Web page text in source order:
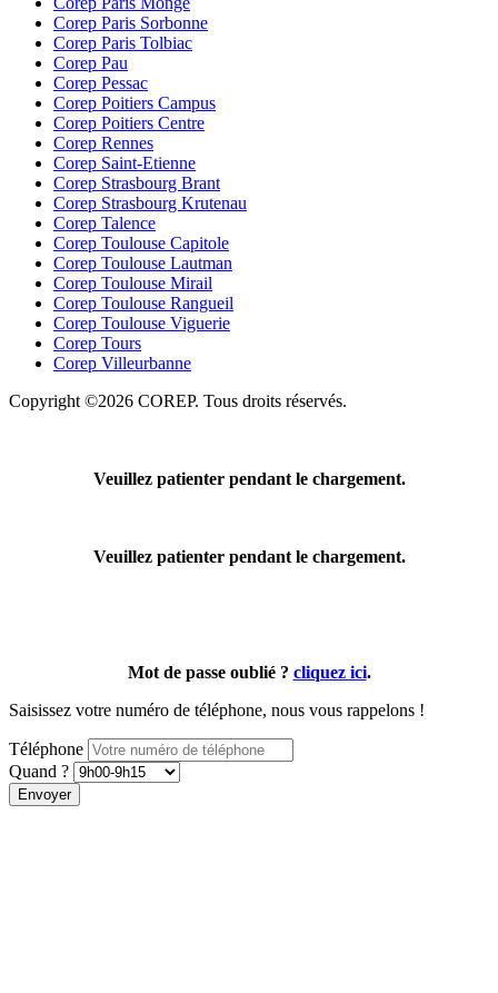
Corep Paris Sorbonne
Corep Paris Tolbiac
Corep Pau
Corep Pessac
Corep Poitiers Campus
Corep Poitiers Centre
Corep Rennes
Corep Saint-Etienne
Corep Strasbourg Brant
Corep Strasbourg Krutenau
Corep Talence
Corep Toulouse Capitole
Corep Toulouse Lautman
Corep Toulouse Mirail
Corep Toulouse Rangueil
Corep Toulouse Viguerie
Corep Tours
Corep Villeurbanne
Copyright ©2026 COREP. Tous droits réservés.
Veuillez patienter pendant le chargement.
Veuillez patienter pendant le chargement.
Mot de passe oublié ? cliquez ici.
Saisissez votre numéro de téléphone, nous vous rappelons !
Téléphone
Quand ?
Envoyer